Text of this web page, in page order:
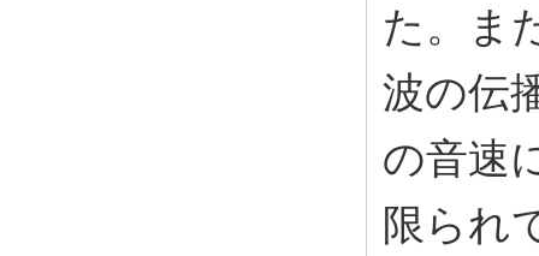
た。ま
波の伝
の音速
限られ